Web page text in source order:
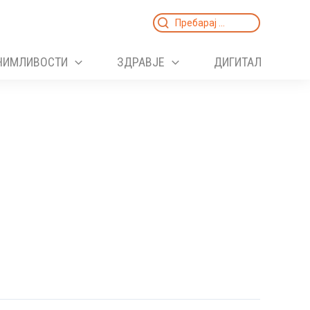
Search
ЗДРАВЈЕ ДИГИТАЛ